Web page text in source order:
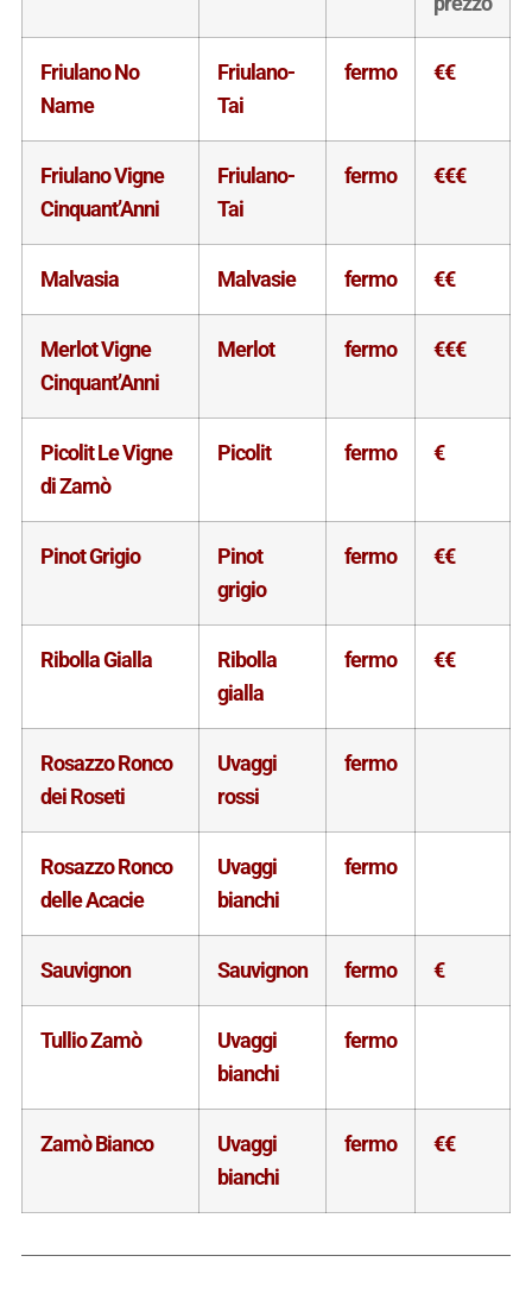
Friulano No
Name
Friulano-
Tai
fermo €€
Friulano Vigne
Cinquant’Anni
Friulano-
Tai
fermo €€€
Malvasia Malvasie fermo €€
Merlot Vigne
Cinquant’Anni
Merlot fermo €€€
Picolit Le Vigne
di Zamò
Picolit fermo €
Pinot Grigio
Pinot
grigio
fermo €€
Ribolla Gialla
Ribolla
gialla
fermo €€
Rosazzo Ronco
dei Roseti
Uvaggi
rossi
fermo
Rosazzo Ronco
delle Acacie
Uvaggi
bianchi
fermo
Sauvignon Sauvignon fermo €
Tullio Zamò
Uvaggi
bianchi
fermo
Zamò Bianco
Uvaggi
bianchi
fermo €€